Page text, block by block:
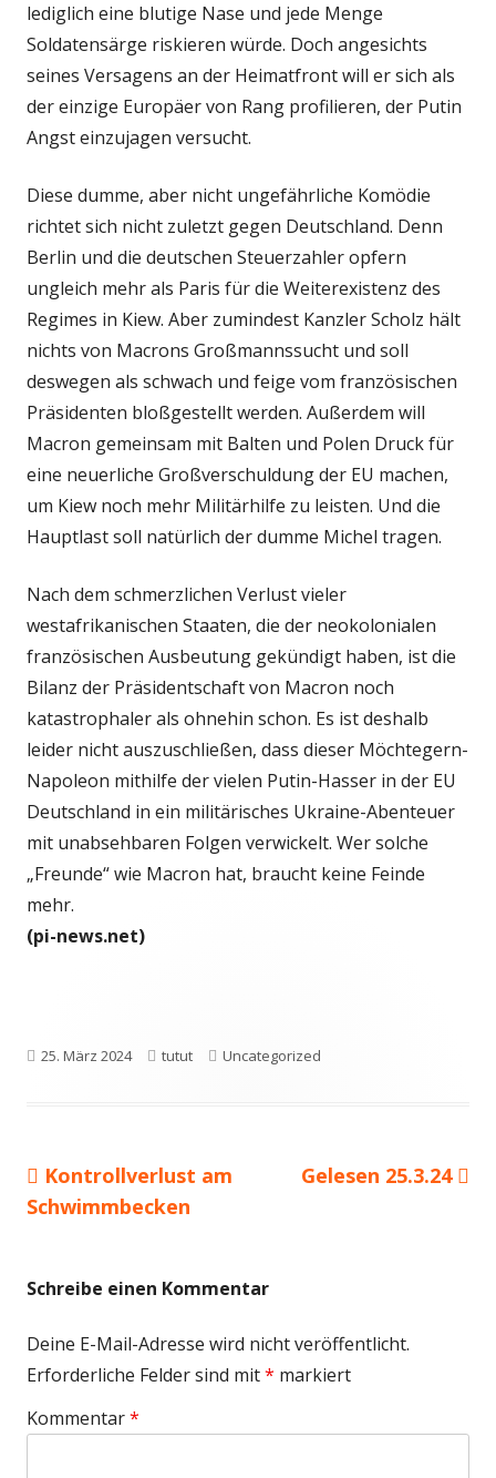
lediglich eine blutige Nase und jede Menge
Soldatensärge riskieren würde. Doch angesichts
seines Versagens an der Heimatfront will er sich als
der einzige Europäer von Rang profilieren, der Putin
Angst einzujagen versucht.
Diese dumme, aber nicht ungefährliche Komödie
richtet sich nicht zuletzt gegen Deutschland. Denn
Berlin und die deutschen Steuerzahler opfern
ungleich mehr als Paris für die Weiterexistenz des
Regimes in Kiew. Aber zumindest Kanzler Scholz hält
nichts von Macrons Großmannssucht und soll
deswegen als schwach und feige vom französischen
Präsidenten bloßgestellt werden. Außerdem will
Macron gemeinsam mit Balten und Polen Druck für
eine neuerliche Großverschuldung der EU machen,
um Kiew noch mehr Militärhilfe zu leisten. Und die
Hauptlast soll natürlich der dumme Michel tragen.
Nach dem schmerzlichen Verlust vieler
westafrikanischen Staaten, die der neokolonialen
französischen Ausbeutung gekündigt haben, ist die
Bilanz der Präsidentschaft von Macron noch
katastrophaler als ohnehin schon. Es ist deshalb
leider nicht auszuschließen, dass dieser Möchtegern-
Napoleon mithilfe der vielen Putin-Hasser in der EU
Deutschland in ein militärisches Ukraine-Abenteuer
mit unabsehbaren Folgen verwickelt. Wer solche
„Freunde“ wie Macron hat, braucht keine Feinde
mehr.
(pi-news.net)
Veröffentlicht
25. März 2024 Autor
tutut Kategorien
Uncategorized
Beitragsnavigation
Vorheriger
Beitrag:
Kontrollverlust am
Schwimmbecken
Nächster
Gelesen 25.3.24
Schreibe einen Kommentar
Deine E-Mail-Adresse wird nicht veröffentlicht.
Erforderliche Felder sind mit* markiert
Kommentar*